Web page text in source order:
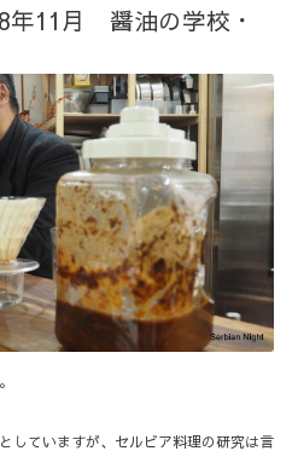
年11月 醤油の学校・
していますが、セルビア料理の研究は言